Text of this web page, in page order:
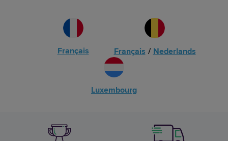
Français Français / Nederlands
Luxembourg